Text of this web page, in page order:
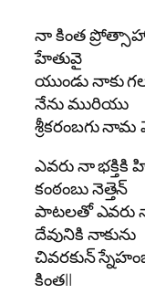
నా కింత ప్రోత్సాహా
హేతువై
యుండు నాకు
నేను మురియు
శ్రీకరంబగు నామ
ఎవరు నా
కంఠంబు నెత్తెన్
పాటలతో ఎవరు
దేవునికి నాకును
చివరకున్
కింత||